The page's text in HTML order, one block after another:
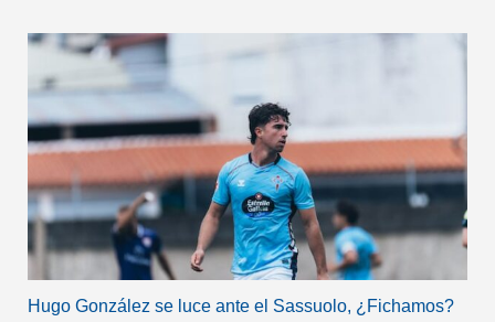
Hugo González se luce ante el Sassuolo, ¿Fichamos?